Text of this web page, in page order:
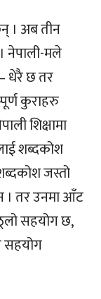
। अब तीन
नेपाली-मले
धेरै छ तर
कुराहरु
शिक्षामा
शब्दकोश
जस्तो
। तर उनमा आँट
सहयोग छ,
सहयोग